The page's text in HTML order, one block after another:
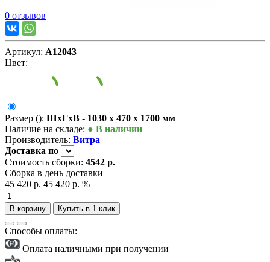
0 отзывов
Артикул: А12043
Цвет:
Размер (): ШxГxВ - 1030 x 470 x 1700 мм
Наличие на складе: ● В наличии
Производитель: Витра
Доставка по
Стоимость сборки: 4542 р.
Сборка в день доставки
45 420 р. 45 420 р. %
В корзину Купить в 1 клик
Способы оплаты:
Оплата наличными при получении